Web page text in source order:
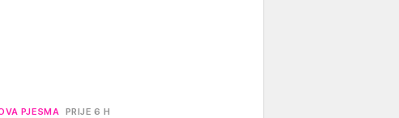
PJESMA PRIJE 6 H